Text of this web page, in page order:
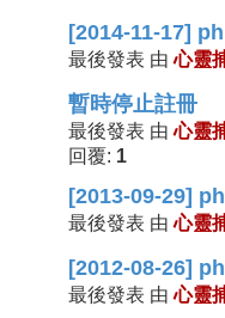
[2014-11-17]
最後發表 由心靈
暫時停止註冊
最後發表 由心靈
回覆: 1
[2013-09-29]
最後發表 由心靈
[2012-08-26]
最後發表 由心靈